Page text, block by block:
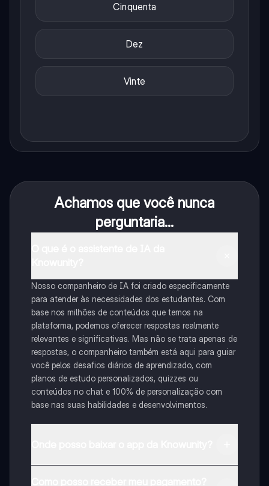
Cinquenta
Dez
Vinte
Achamos que você nunca
perguntaria...
Nosso companheiro de IA foi criado especificamente
para atender às necessidades dos estudantes. Com
base nos milhões de conteúdos que temos na
plataforma, podemos oferecer respostas realmente
relevantes e significativas. Mas não se trata apenas de
respostas, o companheiro também está aqui para guiar
você pelos desafios diários de aprendizado, com
planos de estudo personalizados, quizzes ou
conteúdos no chat e 100% de personalização com
base nas suas habilidades e desenvolvimentos.